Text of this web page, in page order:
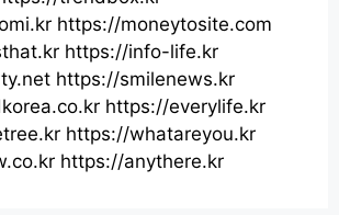
https://moneytosite.com
https://info-life.kr
https://smilenews.kr
https://everylife.kr
https://whatareyou.kr
https://anythere.kr